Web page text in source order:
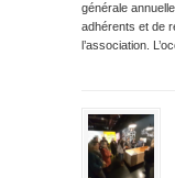
générale
adhérents et de
l’association.